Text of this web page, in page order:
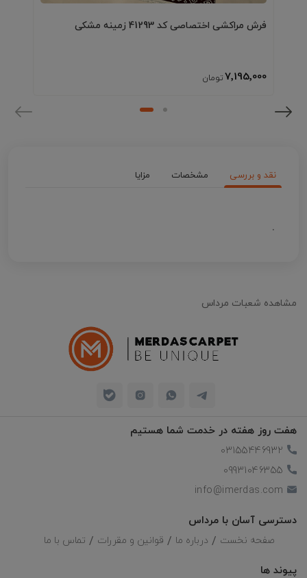
فرش مراکشی اختصاصی کد 41293 زمینه مشکی
7٬195٬000
نقد و بررسی مشخصات مزایا
.
مشاهده شعبات مرداس
هفت روز هفته در خدمت شما هستیم
03155446932
09931046355
info@imerdas.com
دسترسی آسان با مرداس
صفحه نخست درباره ما قوانین و مقررات تماس با ما
پیوند ها